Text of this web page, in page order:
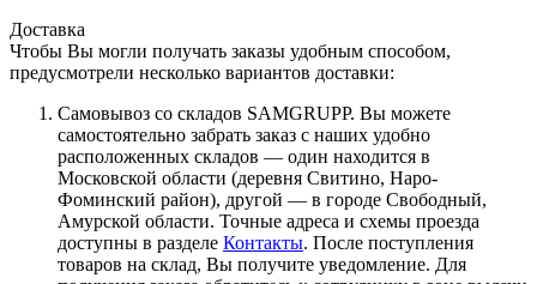
Доставка
Чтобы Вы могли получать заказы удобным способом,
предусмотрели несколько вариантов доставки:
Самовывоз со складов SAMGRUPP. Вы можете
самостоятельно забрать заказ с наших удобно
расположенных складов — один находится в
Московской области (деревня Свитино, Наро-
Фоминский район), другой — в городе Свободный,
Амурской области. Точные адреса и схемы проезда
доступны в разделе Контакты. После поступления
товаров на склад, Вы получите уведомление. Для